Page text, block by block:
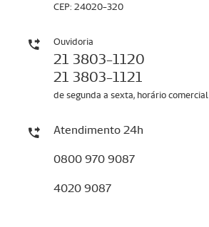
CEP: 24020-320
Ouvidoria
21 3803-1120
21 3803-1121
de segunda a sexta, horário comercial
Atendimento 24h
0800 970 9087
4020 9087